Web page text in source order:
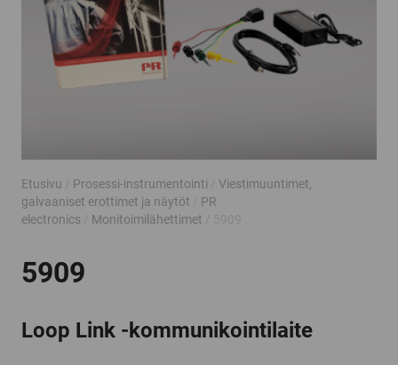
Etusivu Prosessi-instrumentointi
Viestimuuntimet,
galvaaniset erottimet ja näytöt
PR
electronics
Monitoimilähettimet
5909
Loop Link -kommunikointilaite